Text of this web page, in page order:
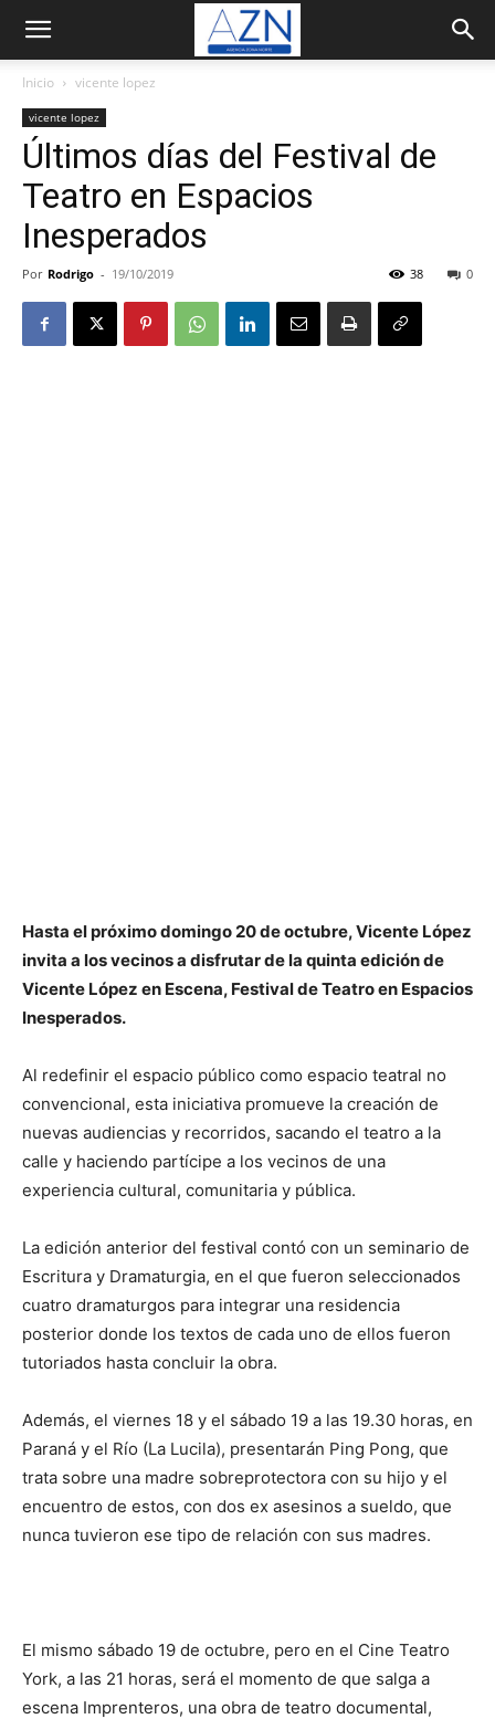
Inicio vicente lopez
vicente lopez
Últimos días del Festival de
Teatro en Espacios
Inesperados
Por Rodrigo - 19/10/2019 0
38
Hasta el próximo domingo 20 de octubre, Vicente López
invita a los vecinos a disfrutar de la quinta edición de
Vicente López en Escena, Festival de Teatro en Espacios
Inesperados.
Al redefinir el espacio público como espacio teatral no
convencional, esta iniciativa promueve la creación de
nuevas audiencias y recorridos, sacando el teatro a la
calle y haciendo partícipe a los vecinos de una
experiencia cultural, comunitaria y pública.
La edición anterior del festival contó con un seminario de
Escritura y Dramaturgia, en el que fueron seleccionados
cuatro dramaturgos para integrar una residencia
posterior donde los textos de cada uno de ellos fueron
tutoriados hasta concluir la obra.
Además, el viernes 18 y el sábado 19 a las 19.30 horas, en
Paraná y el Río (La Lucila), presentarán Ping Pong, que
trata sobre una madre sobreprotectora con su hijo y el
encuentro de estos, con dos ex asesinos a sueldo, que
nunca tuvieron ese tipo de relación con sus madres.
El mismo sábado 19 de octubre, pero en el Cine Teatro
York, a las 21 horas, será el momento de que salga a
escena Imprenteros, una obra de teatro documental,